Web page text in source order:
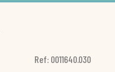
Ref: 0011640.030